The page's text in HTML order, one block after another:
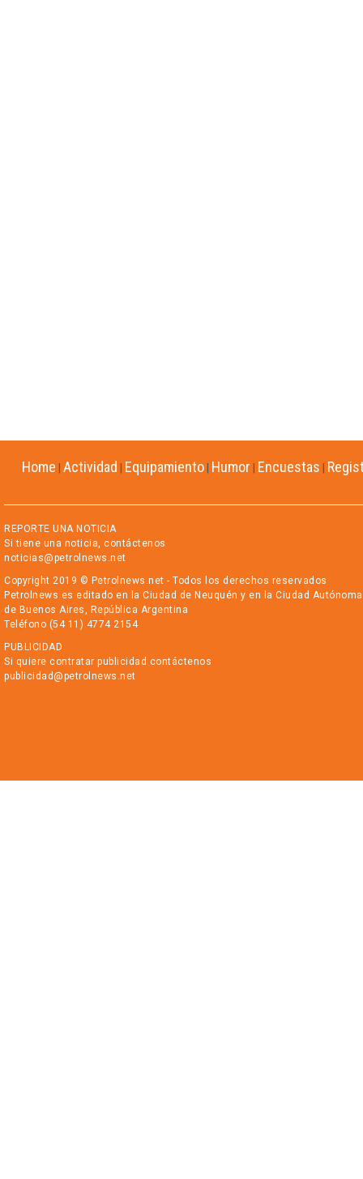
Home Actividad Equipamiento Humor Encuestas
REPORTE UNA NOTICIA
Si tiene una noticia, contáctenos
noticias@petrolnews.net
Copyright 2019 © Petrolnews.net - Todos los derechos reservados
Petrolnews es editado en la Ciudad de Neuquén y en la Ciudad Autónoma
de Buenos Aires, República Argentina
Teléfono (54 11) 4774 2154
PUBLICIDAD
Si quiere contratar publicidad contáctenos
publicidad@petrolnews.net